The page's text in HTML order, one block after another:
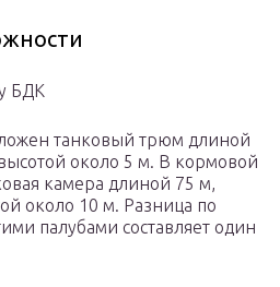
БДК
танковый трюм длиной
около 5 м. В кормовой
камера длиной 75 м,
около 10 м. Разница по
палубами составляет один